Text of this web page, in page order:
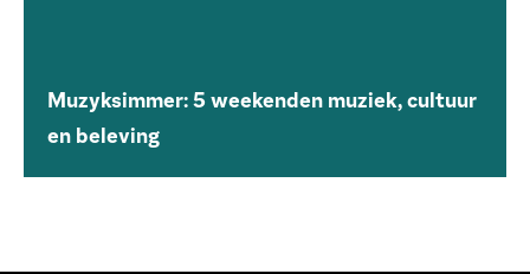
Muzyksimmer: 5 weekenden muziek, cultuur
en beleving